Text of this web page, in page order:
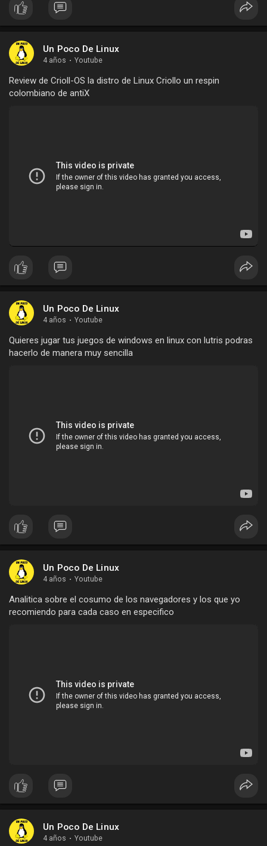
Un Poco De Linux
4 años · Youtube
Review de Crioll-OS la distro de Linux Criollo un respin
colombiano de antiX
Un Poco De Linux
4 años · Youtube
Quieres jugar tus juegos de windows en linux con lutris podras
hacerlo de manera muy sencilla
Un Poco De Linux
4 años · Youtube
Analitica sobre el cosumo de los navegadores y los que yo
recomiendo para cada caso en especifico
Un Poco De Linux
4 años · Youtube